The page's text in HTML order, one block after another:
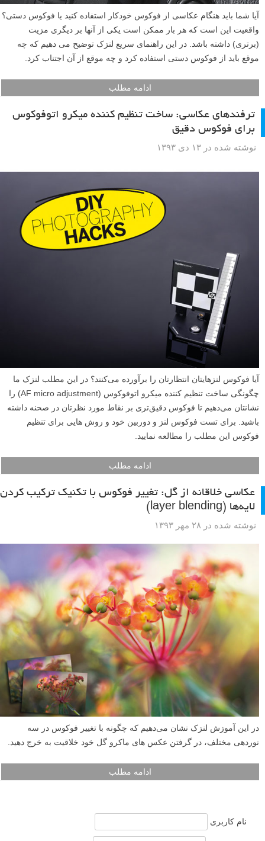
آیا شما باید هنگام عکاسی از فوکوس خودکار استفاده کنید یا فوکوس دستی؟
واقعیت این است که هر بار ممکن است یکی از آنها بر دیگری مزیت
(برتری) داشته باشد. در این راهنمای سریع لنزک توضیح می دهیم که چه
موقع باید از فوکوس دستی استفاده کرد و چه موقع از آن اجتناب کرد.
ادامه مطلب
ترفندهای عکاسی: ساخت تنظیم کننده میکرو اتوفوکوس
برای فوکوس دقیق
نوشته شده در ۱۳ دی ۱۳۹۳
آیا فوکوس لنزهایتان انتظارتان را برآورده می‌کنند؟ در این مطلب لنزک ما
چگونگی ساخت تنظیم کننده میکرو اتوفوکوس (AF micro adjustment) را
نشانتان می‌دهیم تا فوکوس دقیق‌تری بر نقاط مورد نظرتان در صحنه داشته
باشید. برای تست فوکوس لنز و دوربین خود و روش هایی برای تنظیم
فوکوس این مطلب را مطالعه نمایید.
ادامه مطلب
عکاسی خلاقانه از گل: تغییر فوکوس با تکنیک ترکیب کردن
لایه‌ها (layer blending)
نوشته شده در ۲۸ مهر ۱۳۹۳
در این آموزش لنزک نشان می‌دهیم که چگونه با تغییر فوکوس در سه
نوردهی مختلف، در گرفتن عکس های ماکرو گل خود خلاقیت به خرج دهید.
ادامه مطلب
نام کاربری